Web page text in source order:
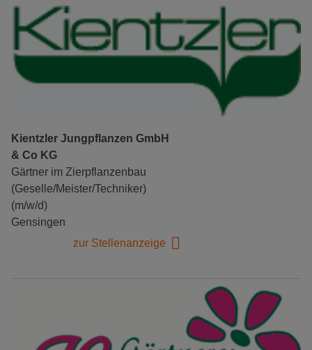
Kientzler Jungpflanzen GmbH
& Co KG
Gärtner im Zierpflanzenbau
(Geselle/Meister/Techniker)
(m/w/d)
Gensingen
zur Stellenanzeige